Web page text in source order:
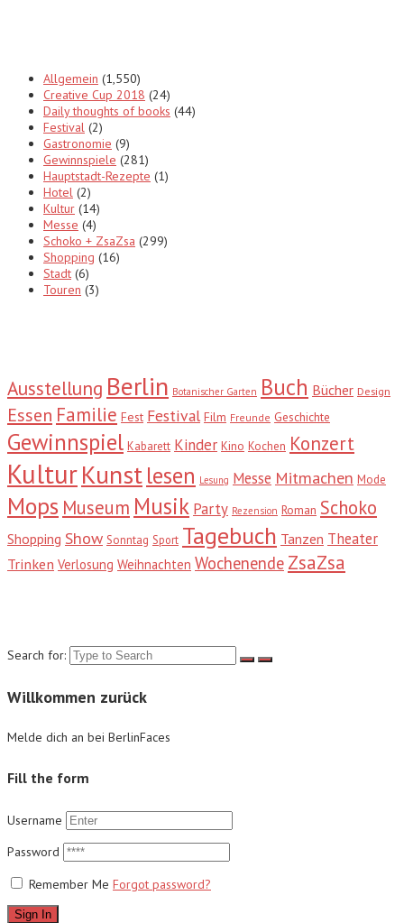
Allgemein (1,550)
Creative Cup 2018 (24)
Daily thoughts of books (44)
Festival (2)
Gastronomie (9)
Gewinnspiele (281)
Hauptstadt-Rezepte (1)
Hotel (2)
Kultur (14)
Messe (4)
Schoko + ZsaZsa (299)
Shopping (16)
Stadt (6)
Touren (3)
Ausstellung Berlin Botanischer Garten Buch Bücher Design
Essen Familie Fest Festival Film Freunde Geschichte
Gewinnspiel Kabarett Kinder Kino Kochen Konzert
KulturKunstlesen Lesung Messe Mitmachen Mode
Mops Museum Musik Party Rezension Roman Schoko
Shopping Show Sonntag Sport Tagebuch Tanzen Theater
Trinken Verlosung Weihnachten Wochenende ZsaZsa
Search for:
Willkommen zurück
Melde dich an bei BerlinFaces
Fill the form
Username
Password
Remember Me Forgot password?
Sign In